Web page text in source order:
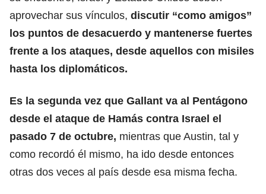
aprovechar sus vínculos, discutir “como amigos”
los puntos de desacuerdo y mantenerse fuertes
frente a los ataques, desde aquellos con misiles
hasta los diplomáticos.
Es la segunda vez que Gallant va al Pentágono
desde el ataque de Hamás contra Israel el
pasado 7 de octubre, mientras que Austin, tal y
como recordó él mismo, ha ido desde entonces
otras dos veces al país desde esa misma fecha.